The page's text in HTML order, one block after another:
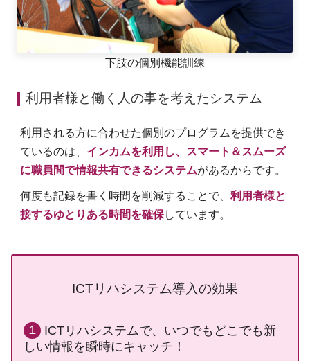
下肢の個別機能訓練
利用者様と働く人の事を考えたシステム
利用される方に合わせた個別のプログラムを提供でき
ているのは、 インカムを利用し、スマート＆スムーズ
に職員間で情報共有できるシステムがあるからです。
何度も記録を書く時間を削減することで、 利用者様と
接するゆとりある時間を確保しています。
ICTリハシステム導入の効果
１
ICTリハシステムで、いつでもどこでも新
しい情報を瞬時にキャッチ！